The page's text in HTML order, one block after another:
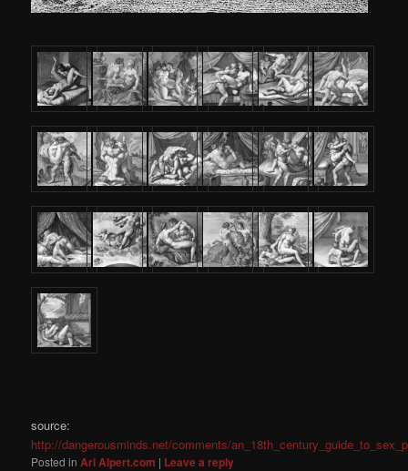
source:
http://dangerousminds.net/comments/
Posted in Ari Alpert.com | Leave a reply